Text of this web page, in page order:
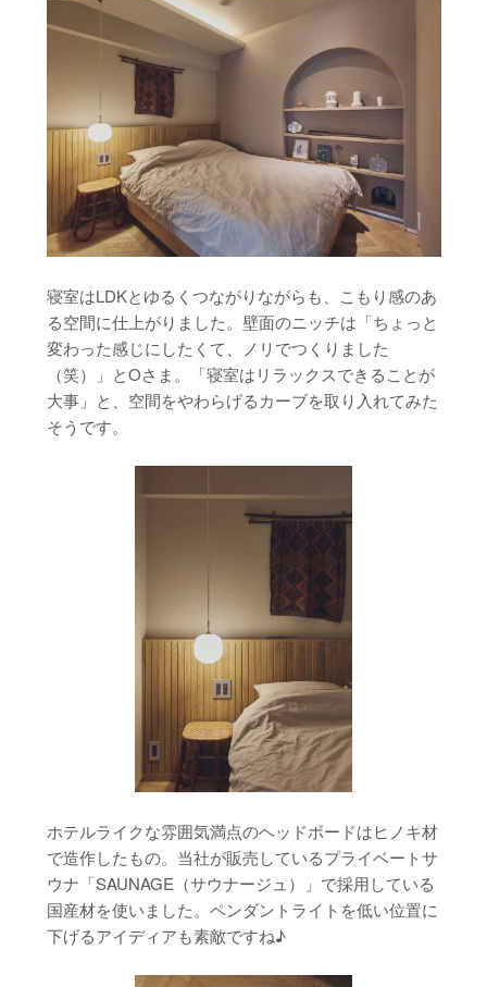
寝室はLDKとゆるくつながりながらも、こもり感のあ
る空間に仕上がりました。壁面のニッチは「ちょっと
変わった感じにしたくて、ノリでつくりました
（笑）」とOさま。「寝室はリラックスできることが
大事」と、空間をやわらげるカーブを取り入れてみた
そうです。
ホテルライクな雰囲気満点のヘッドボードはヒノキ材
で造作したもの。当社が販売しているプライベートサ
ウナ「SAUNAGE（サウナージュ）」で採用している
国産材を使いました。ペンダントライトを低い位置に
下げるアイディアも素敵ですね♪